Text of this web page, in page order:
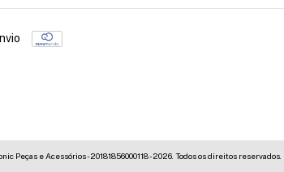
Peças e Acessórios - 20181856000118 - 2026. Todos os direitos reservados.